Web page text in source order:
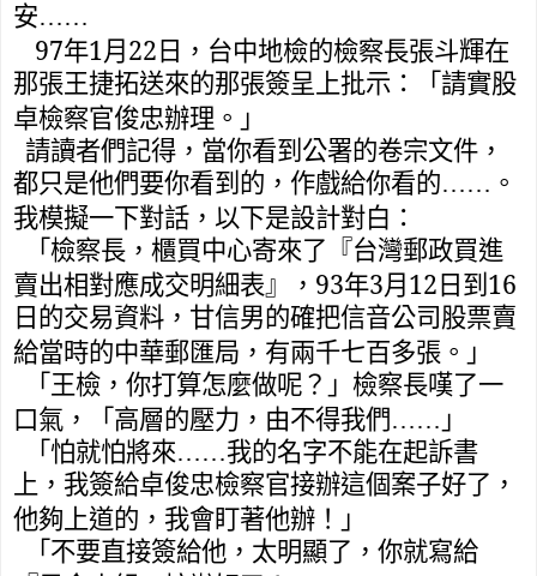
安……
97年1月 22 日，台中地檢的檢察長張斗輝在
那張王捷拓送來的那張簽呈上批示：「請實股
卓檢察官俊忠辦理。」
請讀者們記得，當你看到公署的卷宗文件，
都只是他們要你看到的，作戲給你看的……。
我模擬一下對話，以下是設計對白：
「檢察長，櫃買中心寄來了 『台灣郵政買進
賣出相對應成交明細表』， 93年3月 12 日到 16
日的交易資料，甘信男的確把信音公司股票賣
給當時的中華郵匯局，有兩千七百多張。」
「王檢，你打算怎麼做呢？」 檢察長嘆了一
口氣，「高層的壓力，由不得我們……」
「怕就怕將來……我的名字不能在起訴書
上，我簽給卓俊忠檢察官接辦這個案子好了，
他夠上道的，我會盯著他辦！」
「不要直接簽給他，太明顯了，你就寫給